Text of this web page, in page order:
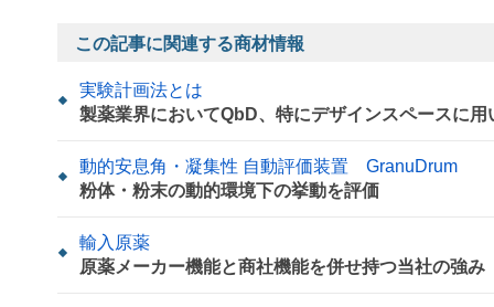
この記事に関連する商材情報
実験計画法とは
製薬業界においてQbD、特にデザインスペースに
動的安息角・凝集性 自動評価装置 GranuDrum
粉体・粉末の動的環境下の挙動を評価
輸入原薬
原薬メーカー機能と商社機能を併せ持つ当社の強み